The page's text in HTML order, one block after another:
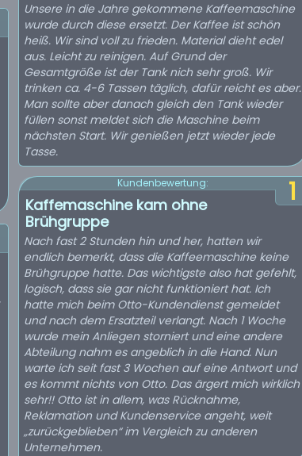
Unsere in die Jahre gekommene Kaffeemaschine
wurde durch diese ersetzt. Der Kaffee ist schön
heiß. Wir sind voll zu frieden. Material dieht edel
aus. Leicht zu reinigen. Auf Grund der
Gesamtgröße ist der Tank nich sehr groß. Wir
trinken ca. 4-6 Tassen täglich, dafür reicht es aber.
Man sollte aber danach gleich den Tank wieder
füllen sonst meldet sich die Maschine beim
nächsten Start. Wir genießen jetzt wieder jede
Tasse.
1
Kundenbewertung:
Kaffemaschine kam ohne
Brühgruppe
Nach fast 2 Stunden hin und her, hatten wir
endlich bemerkt, dass die Kaffeemaschine keine
Brühgruppe hatte. Das wichtigste also hat gefehlt,
logisch, dass sie gar nicht funktioniert hat. Ich
hatte mich beim Otto-Kundendienst gemeldet
und nach dem Ersatzteil verlangt. Nach 1 Woche
wurde mein Anliegen storniert und eine andere
Abteilung nahm es angeblich in die Hand. Nun
warte ich seit fast 3 Wochen auf eine Antwort und
es kommt nichts von Otto. Das ärgert mich wirklich
sehr!! Otto ist in allem, was Rücknahme,
Reklamation und Kundenservice angeht, weit
„zurückgeblieben“ im Vergleich zu anderen
Unternehmen.